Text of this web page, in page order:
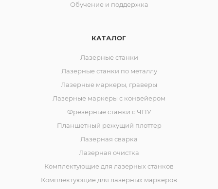
Обучение и поддержка
КАТАЛОГ
Лазерные станки
Лазерные станки по металлу
Лазерные маркеры, граверы
Лазерные маркеры с конвейером
Фрезерные станки с ЧПУ
Планшетный режущий плоттер
Лазерная сварка
Лазерная очистка
Комплектующие для лазерных станков
Комплектующие для лазерных маркеров